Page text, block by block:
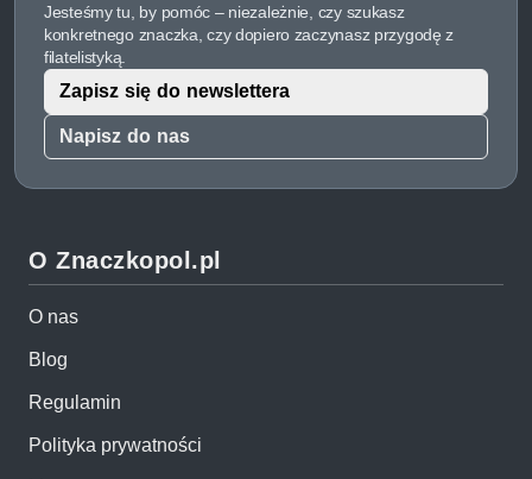
Jesteśmy tu, by pomóc – niezależnie, czy szukasz
konkretnego znaczka, czy dopiero zaczynasz przygodę z
filatelistyką.
Napisz do nas
Zapisz się do newslettera
O Znaczkopol.pl
O nas
Blog
Regulamin
Polityka prywatności